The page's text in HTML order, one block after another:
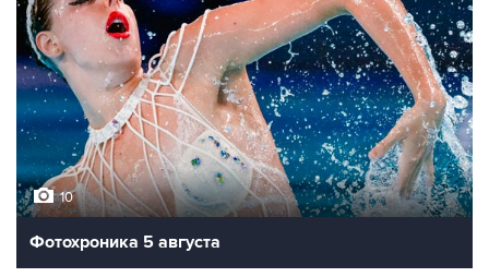
10
Фотохроника 5 августа